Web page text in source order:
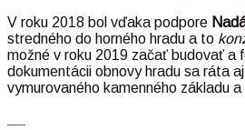
V roku 2018 bol vďaka podpore
stredného do horného hradu a to
možné v roku 2019 začať budovať a
dokumentácii obnovy hradu sa ráta
vymurovaného kamenného základu